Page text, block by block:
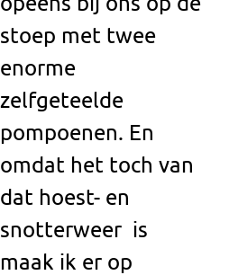
stoep met twee
enorme
zelfgeteelde
pompoenen. En
omdat het toch van
dat hoest- en
snotterweer is
maak ik er op